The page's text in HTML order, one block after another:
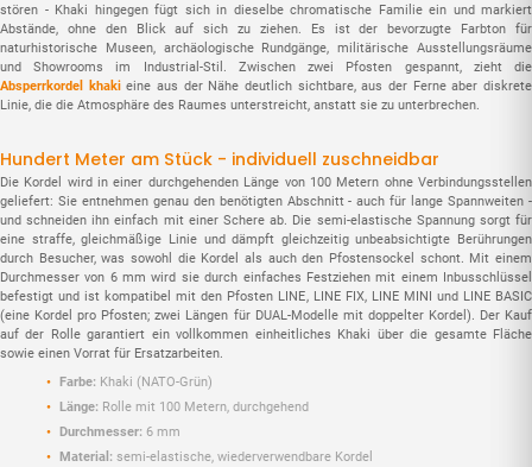
stören - Khaki hingegen fügt sich in dieselbe chromatische Familie ein und markiert
Abstände, ohne den Blick auf sich zu ziehen. Es ist der bevorzugte Farbton für
naturhistorische Museen, archäologische Rundgänge, militärische Ausstellungsräume
und Showrooms im Industrial-Stil. Zwischen zwei Pfosten gespannt, zieht die
Absperrkordel khakieine aus der Nähe deutlich sichtbare, aus der Ferne aber diskrete
Linie, die die Atmosphäre des Raumes unterstreicht, anstatt sie zu unterbrechen.
Hundert Meter am Stück - individuell zuschneidbar
Die Kordel wird in einer durchgehenden Länge von 100 Metern ohne Verbindungsstellen
geliefert: Sie entnehmen genau den benötigten Abschnitt - auch für lange Spannweiten -
und schneiden ihn einfach mit einer Schere ab. Die semi-elastische Spannung sorgt für
eine straffe, gleichmäßige Linie und dämpft gleichzeitig unbeabsichtigte Berührungen
durch Besucher, was sowohl die Kordel als auch den Pfostensockel schont. Mit einem
Durchmesser von 6 mm wird sie durch einfaches Festziehen mit einem Inbusschlüssel
befestigt und ist kompatibel mit den Pfosten LINE, LINE FIX, LINE MINI und LINE BASIC
(eine Kordel pro Pfosten; zwei Längen für DUAL-Modelle mit doppelter Kordel). Der Kauf
auf der Rolle garantiert ein vollkommen einheitliches Khaki über die gesamte Fläche
sowie einen Vorrat für Ersatzarbeiten.
Farbe: Khaki (NATO-Grün)
Länge: Rolle mit 100 Metern, durchgehend
Durchmesser: 6 mm
Material: semi-elastische, wiederverwendbare Kordel